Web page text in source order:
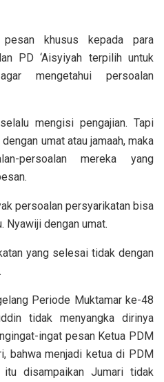
khusus kepada para
PD ‘Aisyiyah terpilih untuk
mengetahui persoalan
mengisi pengajian. Tapi
umat atau jamaah, maka
persoalan mereka yang
persoalan persyarikatan bisa
Nyawiji dengan umat.
yang selesai tidak dengan
Periode Muktamar ke-48
tidak menyangka dirinya
ingat pesan Ketua PDM
bahwa menjadi ketua di PDM
disampaikan Jumari tidak